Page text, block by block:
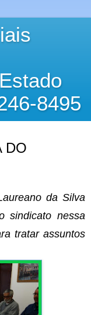
8495
DO
da Silva
sindicato nessa
tratar assuntos